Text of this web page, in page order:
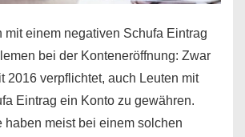
mit einem negativen Schufa Eintrag
bei der Konteneröffnung: Zwar
2016 verpflichtet, auch Leuten mit
Eintrag ein Konto zu gewähren.
haben meist bei einem solchen